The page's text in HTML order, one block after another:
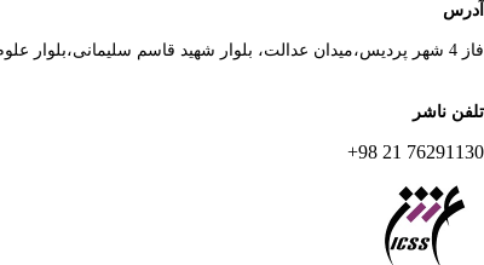
آدرس
فاز 4 شهر پردیس،میدان عدالت، بلوار شهید قاسم سلیمانی،بلوار علوم شناختی
تلفن ناشر
76291130 21 98+